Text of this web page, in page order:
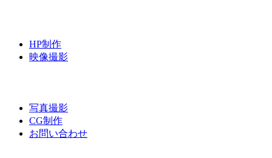
HP制作
映像撮影
写真撮影
CG制作
お問い合わせ